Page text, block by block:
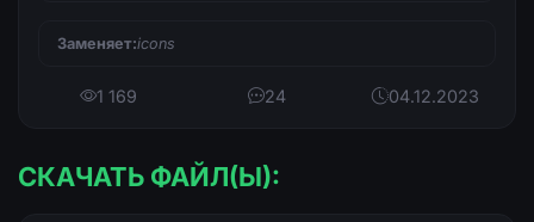
Заменяет:icons
1 169 24 04.12.2023
СКАЧАТЬ ФАЙЛ(Ы):